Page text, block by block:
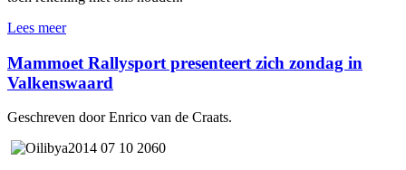
Lees meer
Mammoet Rallysport presenteert zich zondag in
Valkenswaard
Geschreven door Enrico van de Craats.